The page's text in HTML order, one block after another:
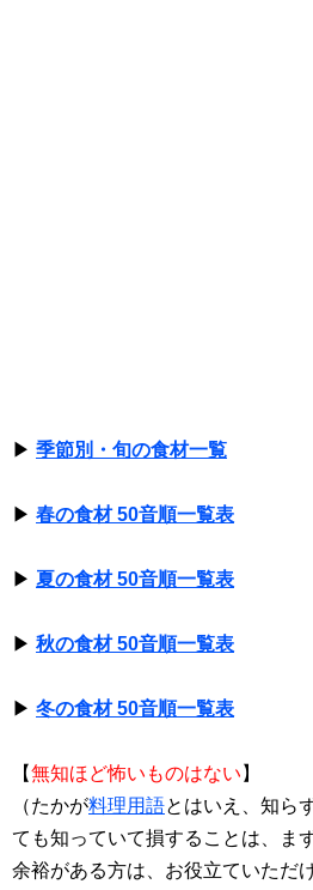
▶ 季節別・旬の食材一覧
▶ 春の食材 50音順一覧表
▶ 夏の食材 50音順一覧表
▶ 秋の食材 50音順一覧表
▶ 冬の食材 50音順一覧表
【無知ほど怖いものはない 】
（たかが料理用語とはいえ、知ら
ても知っていて損することは、ま
余裕がある方は、お役立ていただ